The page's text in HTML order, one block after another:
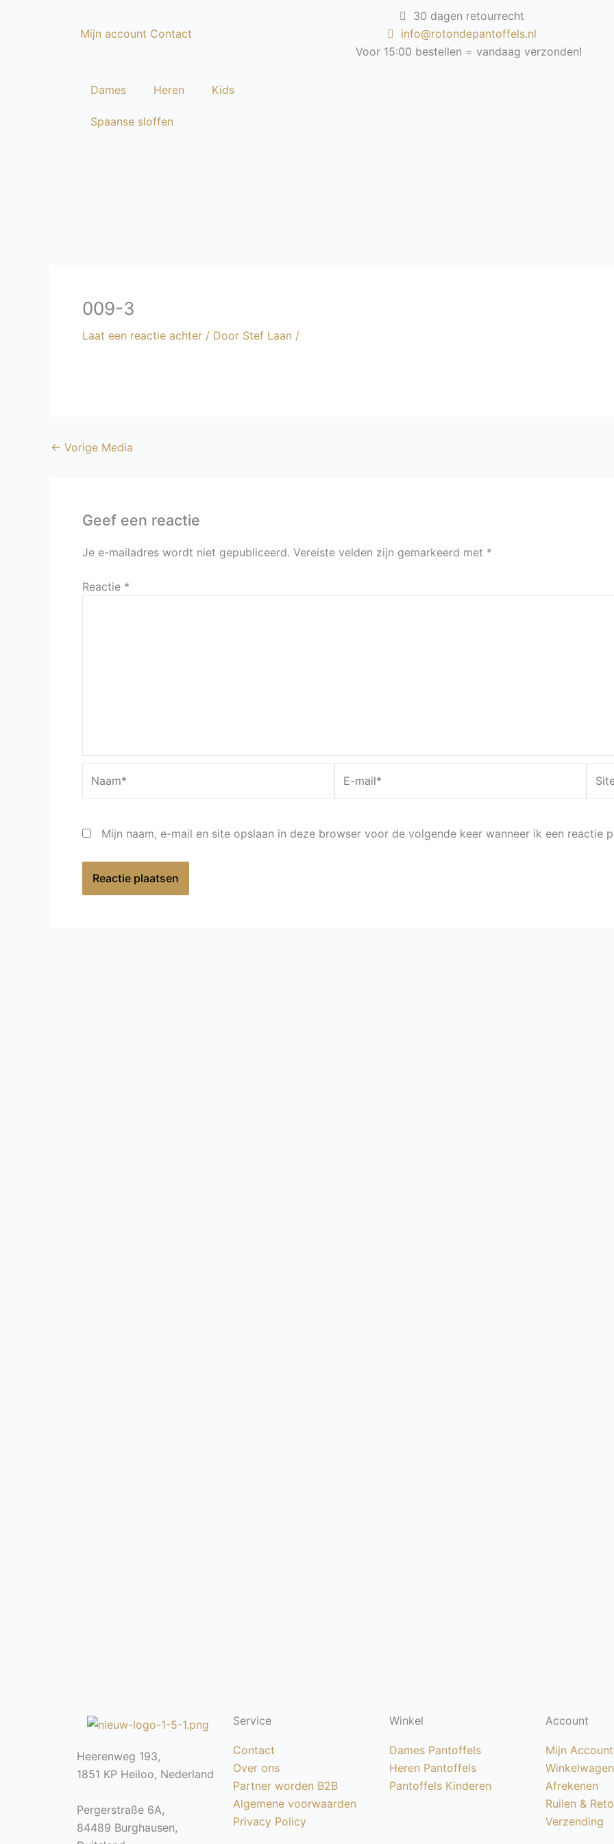
Mijn account Contact
30 dagen retourrecht
info@rotondepantoffels.nl
Voor 15:00 bestellen = vandaag verzonden!
Dames Heren Kids
Spaanse sloffen
009-3
Laat een reactie achter / Door Stef Laan /
← Vorige Media
Geef een reactie
Je e-mailadres wordt niet gepubliceerd. Vereiste velden zijn gemarkeerd met *
Reactie *
mail*
Mijn naam, e-mail en site opslaan in deze browser voor de volgende keer wanneer ik een reactie
Heerenweg 193,
1851 KP Heiloo, Nederland
Pergerstraße 6A,
84489 Burghausen,
Service
Contact
Over ons
Partner worden B2B
Algemene voorwaarden
Privacy Policy
Winkel
Dames Pantoffels
Heren Pantoffels
Pantoffels Kinderen
Account
Mijn Account
Winkelwagen
Afrekenen
Ruilen &
Verzending